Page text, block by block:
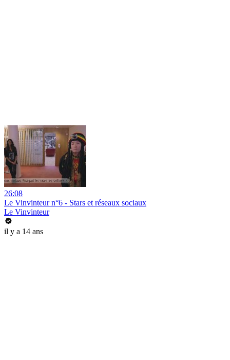
26:08
Le Vinvinteur n°6 - Stars et réseaux sociaux
Le Vinvinteur
il y a 14 ans